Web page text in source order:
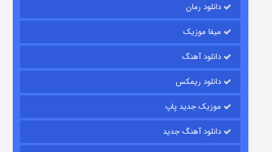
رویایی برای تو
قسمت
دانلود رمان
میفا موزیک
دانلود آهنگ
دانلود ریمکس
موزیک جدید پاپ
دانلود آهنگ جدید